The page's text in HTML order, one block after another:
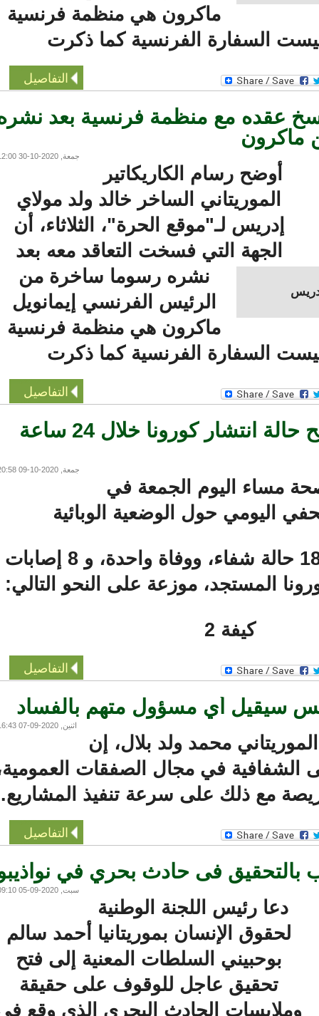
ماكرون هي منظمة فرنسية
السفارة الفرنسية كما ذكرت
التفاصيل
عقده مع منظمة فرنسية بعد نشره
جمعة, 2020-10-30 12:00
أوضح رسام الكاريكاتير
الموريتاني الساخر خالد ولد مولاي
إدريس لـ"موقع الحرة"، الثلاثاء، أن
الجهة التي فسخت التعاقد معه بعد
نشره رسوما ساخرة من
الرئيس الفرنسي إيمانويل
ماكرون هي منظمة فرنسية
السفارة الفرنسية كما ذكرت
التفاصيل
وزارة الصحة توضح حالة انتشار كورونا خلال 24 ساعة
جمعة, 2020-10-09 20:58
مساء اليوم الجمعة في
اليومي حول الوضعية الوبائية
في بلادنا تسجيل 18 حالة شفاء، ووفاة واحدة، و 8 إصابات
المستجد، موزعة على النحو التالي:
كيفة 2
التفاصيل
سيقيل أي مسؤول متهم بالفساد
اثنين, 2020-09-07 16:43
محمد ولد بلال، إن
في مجال الصفقات العمومية،
مع ذلك على سرعة تنفيذ المشاريع.
التفاصيل
فى حادث بحري في نواذيبو
سبت, 2020-09-05 09:10
دعا رئيس اللجنة الوطنية
لحقوق الإنسان بموريتانيا أحمد سالم
بوحبيني السلطات المعنية إلى فتح
تحقيق عاجل للوقوف على حقيقة
وملابسات الحادث البحري الذي وقع في